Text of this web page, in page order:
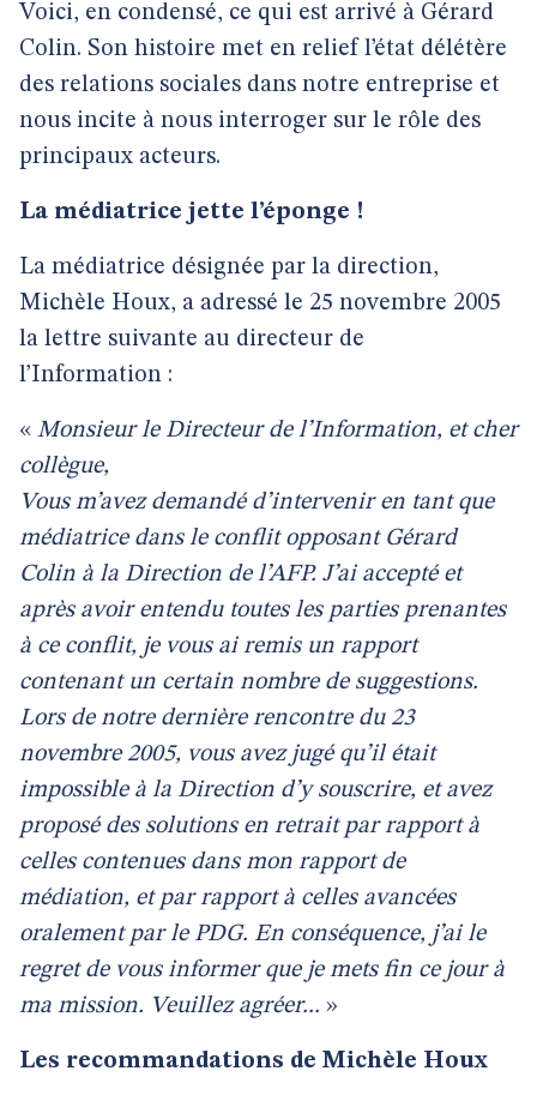
Voici, en condensé, ce qui est arrivé à Gérard
Colin. Son histoire met en relief l’état délétère
des relations sociales dans notre entreprise et
nous incite à nous interroger sur le rôle des
principaux acteurs.
La médiatrice jette l’éponge !
La médiatrice désignée par la direction,
Michèle Houx, a adressé le 25 novembre 2005
la lettre suivante au directeur de
l’Information :
« Monsieur le Directeur de l’Information, et cher
collègue,
Vous m’avez demandé d’intervenir en tant que
médiatrice dans le conflit opposant Gérard
Colin à la Direction de l’AFP. J’ai accepté et
après avoir entendu toutes les parties prenantes
à ce conflit, je vous ai remis un rapport
contenant un certain nombre de suggestions.
Lors de notre dernière rencontre du 23
novembre 2005, vous avez jugé qu’il était
impossible à la Direction d’y souscrire, et avez
proposé des solutions en retrait par rapport à
celles contenues dans mon rapport de
médiation, et par rapport à celles avancées
oralement par le PDG. En conséquence, j’ai le
regret de vous informer que je mets fin ce jour à
ma mission. Veuillez agréer... »
Les recommandations de Michèle Houx